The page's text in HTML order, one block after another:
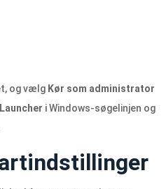
og vælg Kør som administrator
i Windows-søgelinjen og